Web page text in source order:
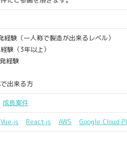
験（一人称で製造が出来るレベル）
験（3年以上）
経験
出来る方
成長案件
Vue.js React.js AWS Google Cloud